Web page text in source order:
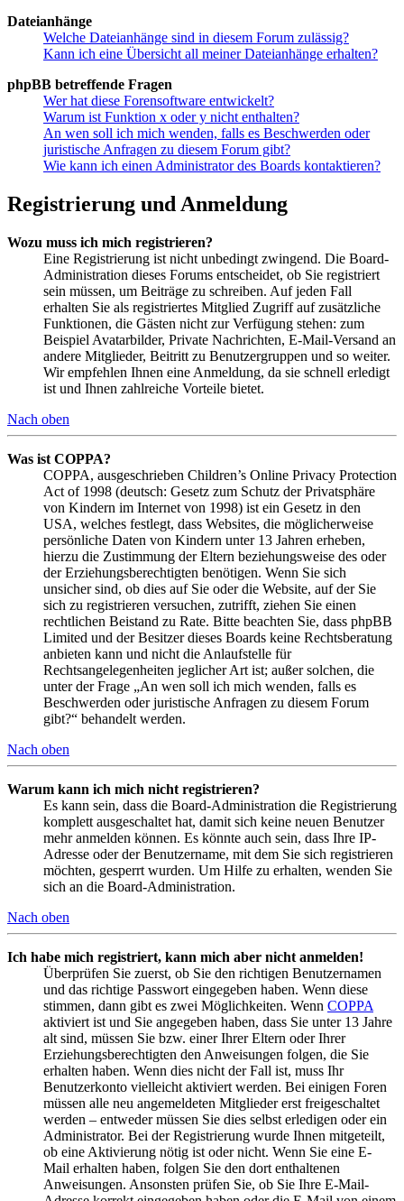
Dateianhänge
Welche Dateianhänge sind in diesem Forum zulässig?
Kann ich eine Übersicht all meiner Dateianhänge erhalten?
phpBB betreffende Fragen
Wer hat diese Forensoftware entwickelt?
Warum ist Funktion x oder y nicht enthalten?
An wen soll ich mich wenden, falls es Beschwerden oder
juristische Anfragen zu diesem Forum gibt?
Wie kann ich einen Administrator des Boards kontaktieren?
Registrierung und Anmeldung
Wozu muss ich mich registrieren?
Eine Registrierung ist nicht unbedingt zwingend. Die Board-
Administration dieses Forums entscheidet, ob Sie registriert
sein müssen, um Beiträge zu schreiben. Auf jeden Fall
erhalten Sie als registriertes Mitglied Zugriff auf zusätzliche
Funktionen, die Gästen nicht zur Verfügung stehen: zum
Beispiel Avatarbilder, Private Nachrichten, E-Mail-Versand an
andere Mitglieder, Beitritt zu Benutzergruppen und so weiter.
Wir empfehlen Ihnen eine Anmeldung, da sie schnell erledigt
ist und Ihnen zahlreiche Vorteile bietet.
Nach oben
Was ist COPPA?
COPPA, ausgeschrieben Children’s Online Privacy Protection
Act of 1998 (deutsch: Gesetz zum Schutz der Privatsphäre
von Kindern im Internet von 1998) ist ein Gesetz in den
USA, welches festlegt, dass Websites, die möglicherweise
persönliche Daten von Kindern unter 13 Jahren erheben,
hierzu die Zustimmung der Eltern beziehungsweise des oder
der Erziehungsberechtigten benötigen. Wenn Sie sich
unsicher sind, ob dies auf Sie oder die Website, auf der Sie
sich zu registrieren versuchen, zutrifft, ziehen Sie einen
rechtlichen Beistand zu Rate. Bitte beachten Sie, dass phpBB
Limited und der Besitzer dieses Boards keine Rechtsberatung
anbieten kann und nicht die Anlaufstelle für
Rechtsangelegenheiten jeglicher Art ist; außer solchen, die
unter der Frage „An wen soll ich mich wenden, falls es
Beschwerden oder juristische Anfragen zu diesem Forum
gibt?“ behandelt werden.
Nach oben
Warum kann ich mich nicht registrieren?
Es kann sein, dass die Board-Administration die Registrierung
komplett ausgeschaltet hat, damit sich keine neuen Benutzer
mehr anmelden können. Es könnte auch sein, dass Ihre IP-
Adresse oder der Benutzername, mit dem Sie sich registrieren
möchten, gesperrt wurden. Um Hilfe zu erhalten, wenden Sie
sich an die Board-Administration.
Nach oben
Ich habe mich registriert, kann mich aber nicht anmelden!
Überprüfen Sie zuerst, ob Sie den richtigen Benutzernamen
und das richtige Passwort eingegeben haben. Wenn diese
stimmen, dann gibt es zwei Möglichkeiten. Wenn COPPA
aktiviert ist und Sie angegeben haben, dass Sie unter 13 Jahre
alt sind, müssen Sie bzw. einer Ihrer Eltern oder Ihrer
Erziehungsberechtigten den Anweisungen folgen, die Sie
erhalten haben. Wenn dies nicht der Fall ist, muss Ihr
Benutzerkonto vielleicht aktiviert werden. Bei einigen Foren
müssen alle neu angemeldeten Mitglieder erst freigeschaltet
werden – entweder müssen Sie dies selbst erledigen oder ein
Administrator. Bei der Registrierung wurde Ihnen mitgeteilt,
ob eine Aktivierung nötig ist oder nicht. Wenn Sie eine E-
Mail erhalten haben, folgen Sie den dort enthaltenen
Anweisungen. Ansonsten prüfen Sie, ob Sie Ihre E-Mail-